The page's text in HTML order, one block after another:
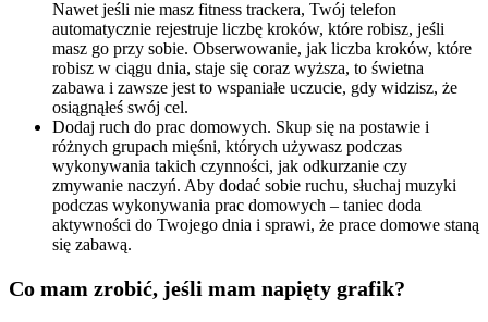
Nawet jeśli nie masz fitness trackera, Twój telefon
automatycznie rejestruje liczbę kroków, które robisz, jeśli
masz go przy sobie. Obserwowanie, jak liczba kroków, które
robisz w ciągu dnia, staje się coraz wyższa, to świetna
zabawa i zawsze jest to wspaniałe uczucie, gdy widzisz, że
osiągnąłeś swój cel.
Dodaj ruch do prac domowych. Skup się na postawie i
różnych grupach mięśni, których używasz podczas
wykonywania takich czynności, jak odkurzanie czy
zmywanie naczyń. Aby dodać sobie ruchu, słuchaj muzyki
podczas wykonywania prac domowych – taniec doda
aktywności do Twojego dnia i sprawi, że prace domowe staną
się zabawą.
Co mam zrobić, jeśli mam napięty grafik?